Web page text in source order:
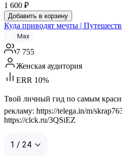
1 600 ₽
Добавить в корзину
Куда приводят мечты |
Max
7 755
Женская аудитория
ERR 10%
Твой личный гид по самым
рекламу: https://telega.in/m/
https://clck.ru/3QSiEZ
1 / 24